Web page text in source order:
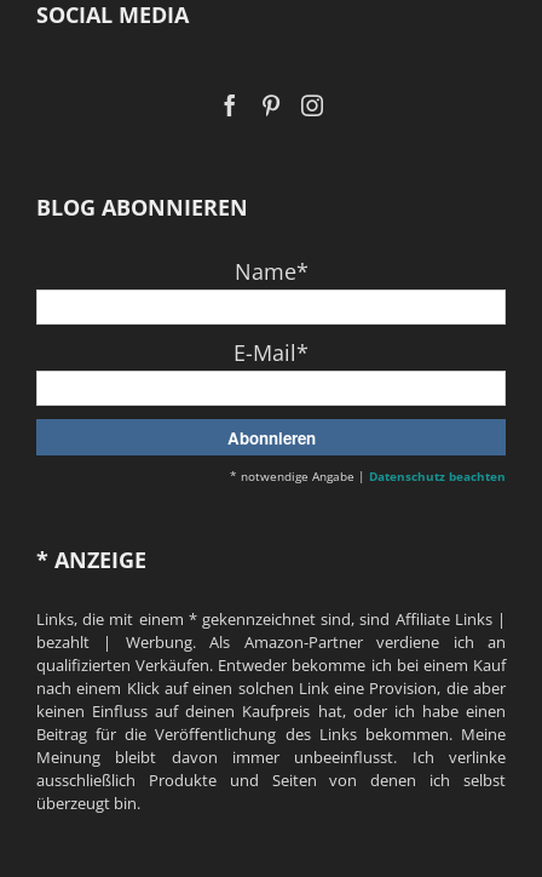
SOCIAL MEDIA
BLOG ABONNIEREN
Name*
E-Mail*
* notwendige Angabe | Datenschutz beachten
* ANZEIGE
Links, die mit einem * gekennzeichnet sind, sind Affiliate Links |
bezahlt | Werbung. Als Amazon-Partner verdiene ich an
qualifizierten Verkäufen. Entweder bekomme ich bei einem Kauf
nach einem Klick auf einen solchen Link eine Provision, die aber
keinen Einfluss auf deinen Kaufpreis hat, oder ich habe einen
Beitrag für die Veröffentlichung des Links bekommen. Meine
Meinung bleibt davon immer unbeeinflusst. Ich verlinke
ausschließlich Produkte und Seiten von denen ich selbst
überzeugt bin.